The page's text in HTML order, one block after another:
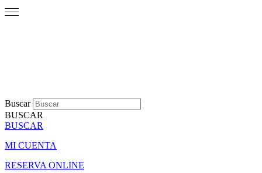
Buscar
BUSCAR
BUSCAR
MI CUENTA
RESERVA ONLINE